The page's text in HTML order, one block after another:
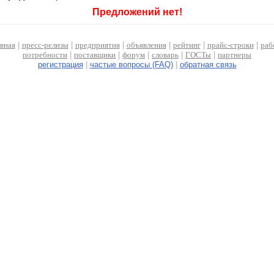
Предложений нет!
| пресс-релизы предприятия| объявления| рейтинг| прайс-строки|
потребности
поставщики форум словарь ГОСТы
партнеры
регистрация| частые вопросы (FAQ)| обратная связь